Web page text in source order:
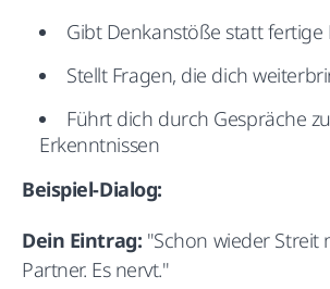
Gibt Denkanstöße statt fertige
Stellt Fragen, die dich
Führt dich durch Gespräche
Erkenntnissen
Beispiel-Dialog:
Dein Eintrag: "Schon wieder Streit
Partner. Es nervt."